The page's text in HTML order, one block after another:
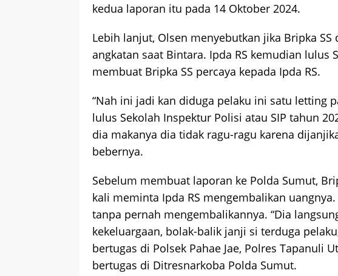
kedua laporan itu pada 14 Oktober 2024.
Lebih lanjut, Olsen menyebutkan jika Bripka SS
angkatan saat Bintara. Ipda RS kemudian lulus
membuat Bripka SS percaya kepada Ipda RS.
“Nah ini jadi kan diduga pelaku ini satu letting
lulus Sekolah Inspektur Polisi atau SIP tahun
dia makanya dia tidak ragu-ragu karena
bebernya.
Sebelum membuat laporan ke Polda Sumut,
kali meminta Ipda RS mengembalikan
tanpa pernah mengembalikannya. “Dia
kekeluargaan, bolak-balik janji si terduga
bertugas di Polsek Pahae Jae, Polres Tapanuli
bertugas di Ditresnarkoba Polda Sumut.